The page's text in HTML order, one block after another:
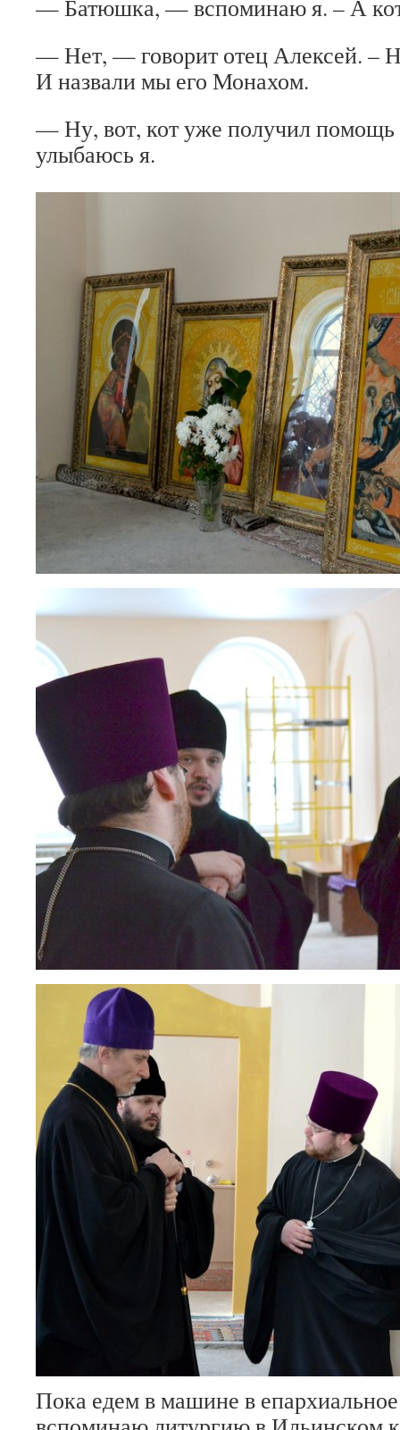
— Батюшка, — вспоминаю я. – А
— Нет, — говорит отец Алексей. –
И назвали мы его Монахом.
— Ну, вот, кот уже получил
улыбаюсь я.
Пока едем в машине в